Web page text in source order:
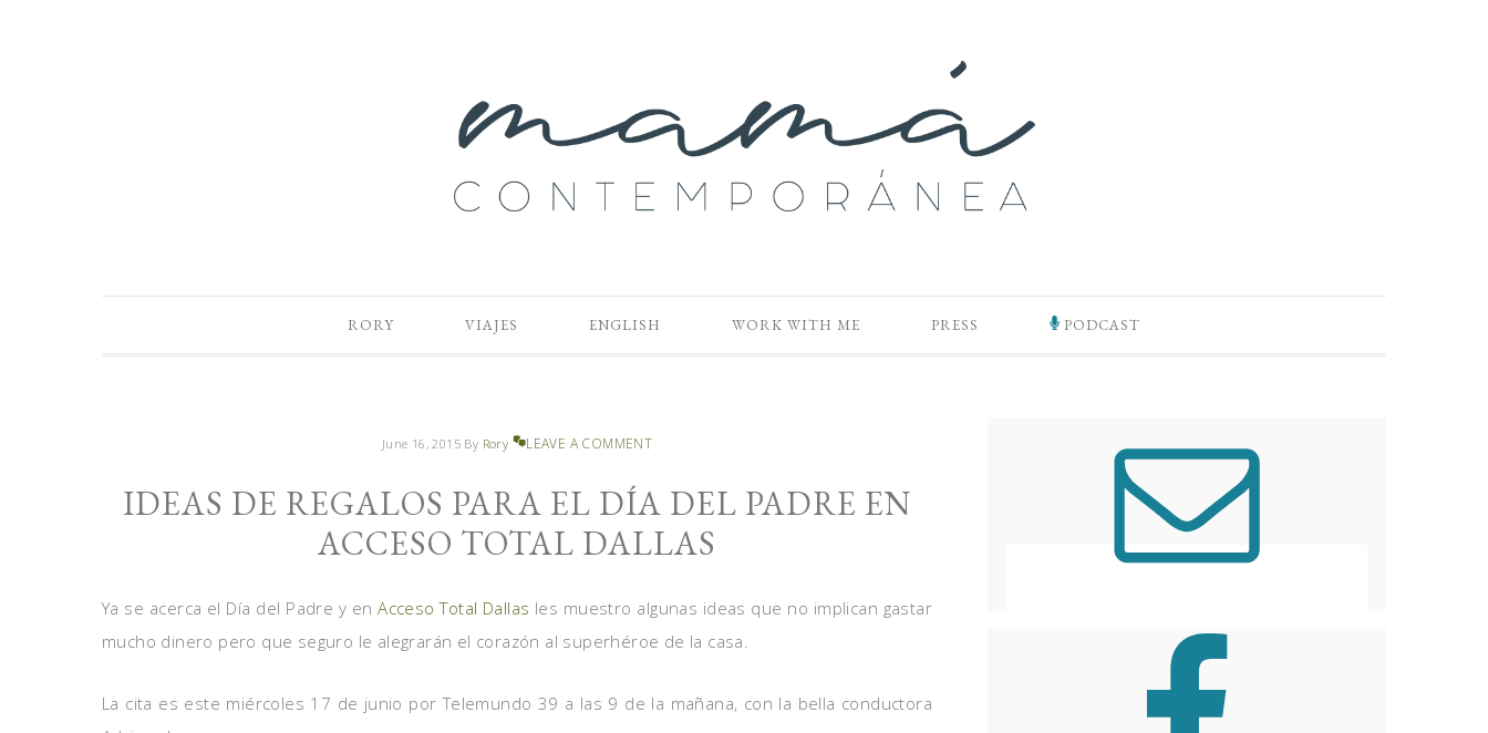
RORY VIAJES ENGLISH WORK WITH ME PRESS PODCAST
June 16, 2015 By Rory LEAVE A COMMENT
IDEAS DE REGALOS PARA EL DÍA DEL PADRE EN
ACCESO TOTAL DALLAS
Ya se acerca el Día del Padre y enAcceso Total Dallas les muestro algunas ideas que no implican gastar
mucho dinero pero que seguro le alegrarán el corazón al superhéroe de la casa.
La cita es este miércoles 17 de junio por Telemundo 39 a las 9 de la mañana, con la bella conductora